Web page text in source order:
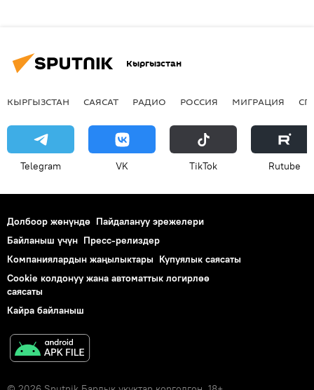
Кыргызстан
КЫРГЫЗСТАН САЯСАТ РАДИО РОССИЯ МИГРАЦИЯ
Telegram VK ТikТоk Rutube
Долбоор жөнүндө Пайдалануу эрежелери
Байланыш үчүн Пресс-релиздер
Компаниялардын жаңылыктары Купуялык саясаты
Cookie колдонуу жана автоматтык логирлөө
саясаты
Кайра байланыш